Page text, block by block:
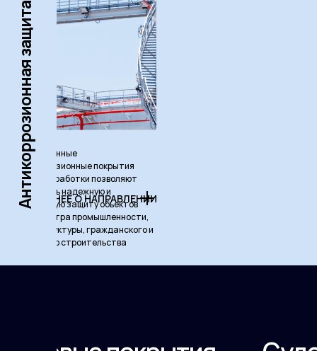
ПОДРОБНЕЕ О НАПРАВЛЕНИИ
Промышленные
антикоррозионные покрытия
нашей разработки позволяют
обеспечить надежную и
долговечную защиту объектов
всего спектра промышленности,
инфраструктуры, гражданского и
оборонного строительства
Антикоррозионная защита